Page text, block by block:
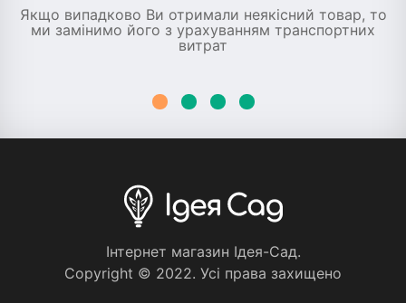
Якщо випадково Ви отримали неякісний товар, то
ми замінимо його з урахуванням транспортних
витрат
Iнтернет магазин Iдея-Сад.
Copyright © 2022. Усi права захищено